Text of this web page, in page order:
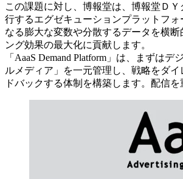
この課題に対し、博報堂は、博報堂Ｄ
行するエグゼキューションプラットフ
なる膨大な変数や分散するデータを横
ング効果の最大化に貢献します。
「AaaS Demand Platform」は、まずは
ルメディア」を一元管理し、戦略をダ
ドバックする体制を構築します。配信